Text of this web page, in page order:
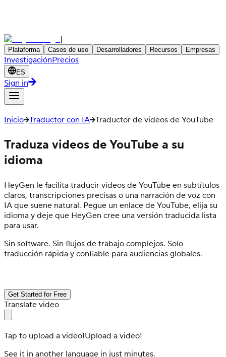
|
Plataforma Casos de uso Desarrolladores Recursos Empresas
InvestigaciónPrecios
ES
Sign in
Inicio Traductor con IA Traductor de videos de YouTube
Traduza videos de YouTube a su
idioma
HeyGen le facilita traducir videos de YouTube en subtítulos
claros, transcripciones precisas o una narración de voz con
IA que suene natural. Pegue un enlace de YouTube, elija su
idioma y deje que HeyGen cree una versión traducida lista
para usar.
Sin software. Sin flujos de trabajo complejos. Solo
traducción rápida y confiable para audiencias globales.
Get Started for Free
Translate video
Tap to upload a video!Upload a video!
See it in another language in just minutes.